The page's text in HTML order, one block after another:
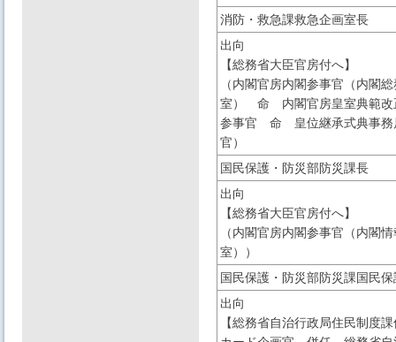
消防・救急課救急企画室長
出向
【総務省大臣官房付へ】
（内閣官房内閣参事官（内閣
室） 命 内閣官房皇室典範改
参事官 命 皇位継承式典事務
官）
国民保護・防災部防災課長
出向
【総務省大臣官房付へ】
（内閣官房内閣参事官（内閣
室））
国民保護・防災部防災課国民
出向
【総務省自治行政局住民制度